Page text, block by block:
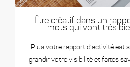
Être créatif dans un
mots qui vont très
Plus votre rapport d’activité est
grandir votre visibilité et faites